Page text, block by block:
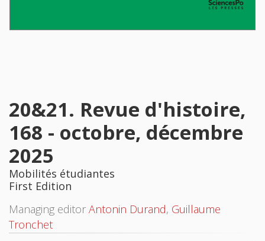
20&21. Revue d'histoire,
168 - octobre, décembre
2025
Mobilités étudiantes
First Edition
Managing editor Antonin Durand, Guillaume
Tronchet